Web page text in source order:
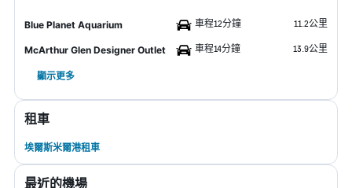
Blue Planet Aquarium 車程12分鐘 11.2公里
McArthur Glen Designer Outlet 車程14分鐘 13.9公里
顯示更多
租車
埃爾斯米爾港租車
最近的機場